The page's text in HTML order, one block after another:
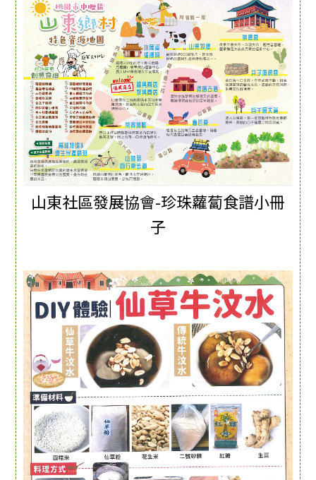
山東社區發展協會-珍珠蘿蔔食譜小冊
子